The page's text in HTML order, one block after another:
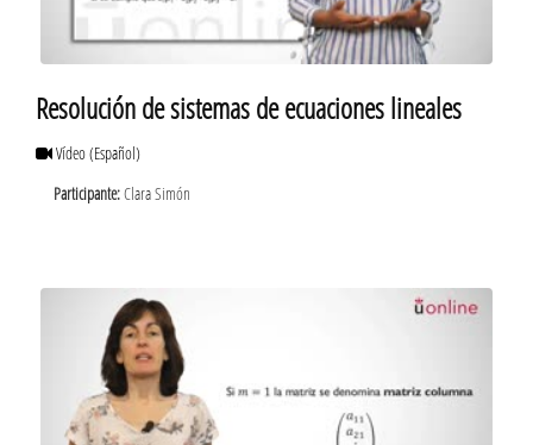
Resolución de sistemas de ecuaciones lineales
Vídeo(Español)
Participante:Clara Simón